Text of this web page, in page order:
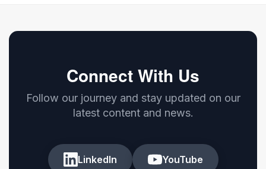
Connect With Us
Follow our journey and stay updated on our
latest content and news.
LinkedIn YouTube